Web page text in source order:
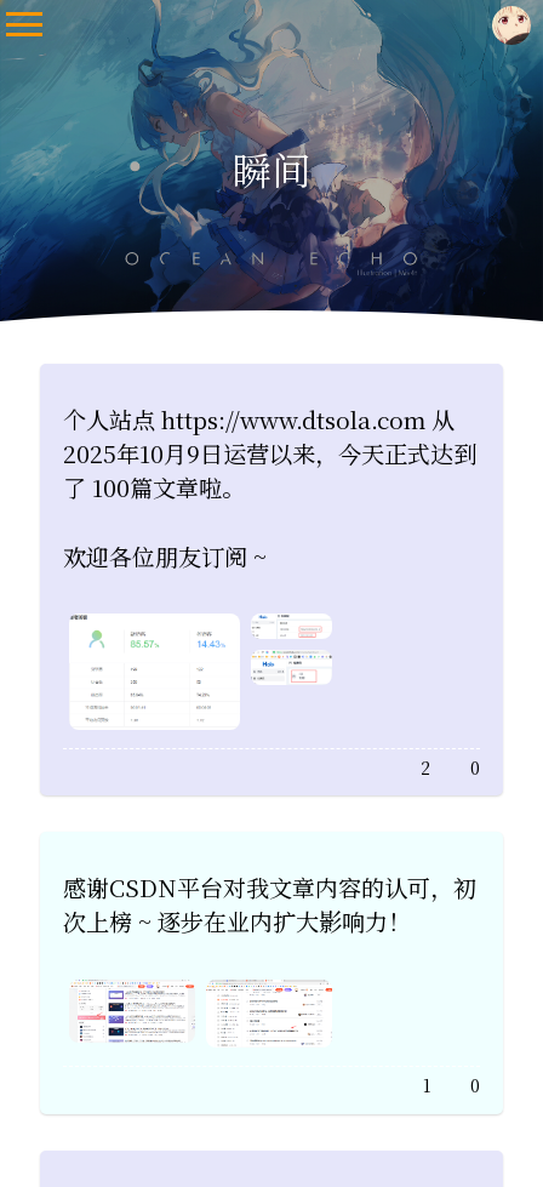
瞬间
个人站点 https://www.dtsola.com 从
2025年10月9日运营以来，今天正式达到
了 100篇文章啦。
欢迎各位朋友订阅 ~
0
2
​感谢CSDN平台对我文章内容的认可，初
次上榜 ~ 逐步在业内扩大影响力！
0
1